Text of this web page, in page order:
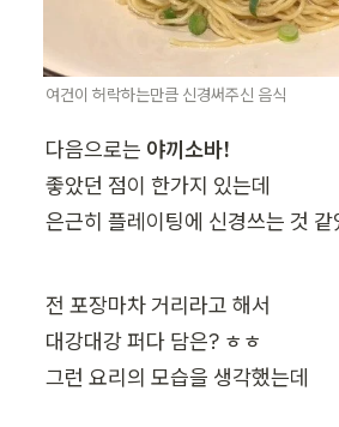
여건이 허락하는만큼 신경써주신 음식
다음으로는
좋았던 점이 한가지 있는데
은근히 플레이팅에 신경쓰는 것 같
전 포장마차 거리라고 해서
대강대강 퍼다 담은? ㅎㅎ
그런 요리의 모습을 생각했는데